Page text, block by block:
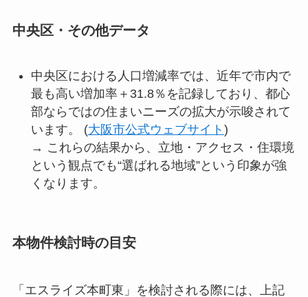
中央区・その他データ
中央区における人口増減率では、近年で市内で
最も高い増加率＋31.8％を記録しており、都心
部ならではの住まいニーズの拡大が示唆されて
います。 (大阪市公式ウェブサイト )
→ これらの結果から、立地・アクセス・住環境
という観点でも“選ばれる地域”という印象が強
くなります。
本物件検討時の目安
「エスライズ本町東」を検討される際には、上記